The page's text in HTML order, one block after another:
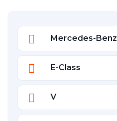
Mercedes-Benz
E-Class
V